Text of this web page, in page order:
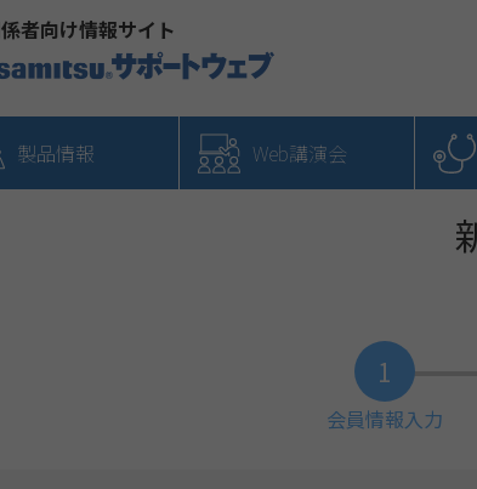
者向け情報サイト
製品情報 Web講演会
1
会員情報入力